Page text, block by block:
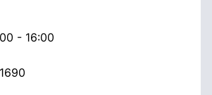
- 16:00